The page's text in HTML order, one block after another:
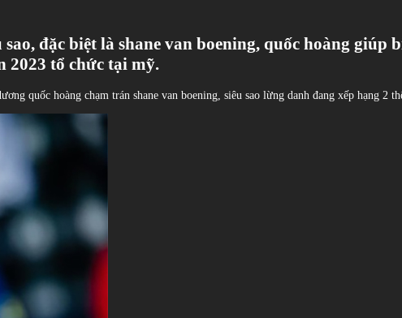
đặc biệt là shane van boening, quốc hoàng giúp
2023 tổ chức tại mỹ.
quốc hoàng chạm trán shane van boening, siêu sao lừng danh đang xếp hạng 2